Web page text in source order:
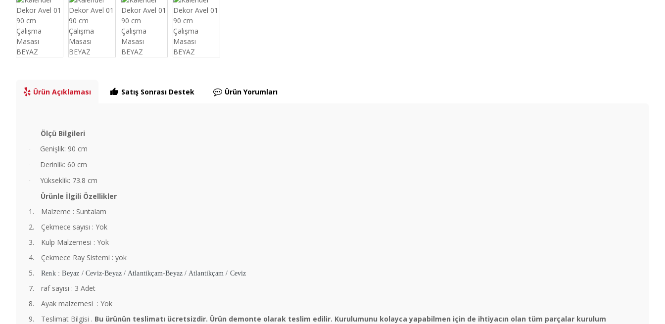
Ürün Açıklaması Satış Sonrası Destek Ürün Yorumları
Ölçü Bilgileri
· Genişlik: 90 cm
· Derinlik: 60 cm
·
Yükseklik: 73.8 cm
Ürünle İlgili Özellikler
1.
Malzeme : Suntalam
2.
Çekmece sayısı : Yok
3.
Kulp Malzemesi : Yok
4.
Çekmece Ray Sistemi : yok
5.
Renk : Beyaz / Ceviz-Beyaz / Atlantikçam-Beyaz / Atlantikçam / Ceviz
7.
raf sayısı : 3 Adet
8.
Ayak malzemesi : Yok
9.
Teslimat Bilgisi . Bu ürünün teslimatı ücretsizdir. Ürün demonte olarak teslim edilir. Kurulumunu kolayca yapabilmen için de ihtiyacın olan tüm parçalar kurulum